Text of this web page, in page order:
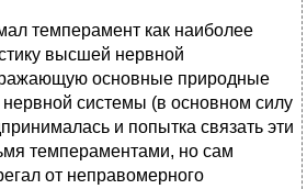
темперамент как наиболее
высшей нервной
основные природные
системы (в основном силу
и попытка связать эти
темпераментами, но сам
от неправомерного